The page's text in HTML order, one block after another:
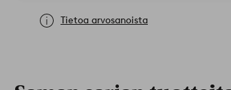
Tietoa arvosanoista